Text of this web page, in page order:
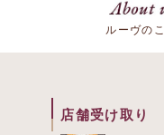
ルーヴの
店舗受け取り